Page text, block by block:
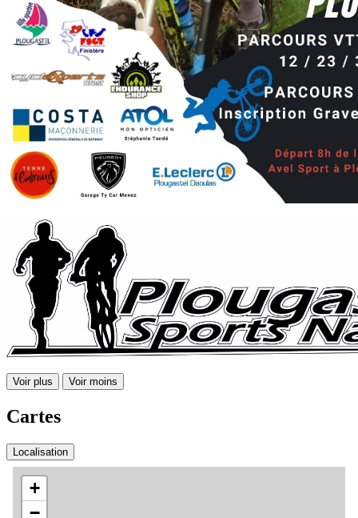
Voir plus Voir moins
Cartes
Localisation